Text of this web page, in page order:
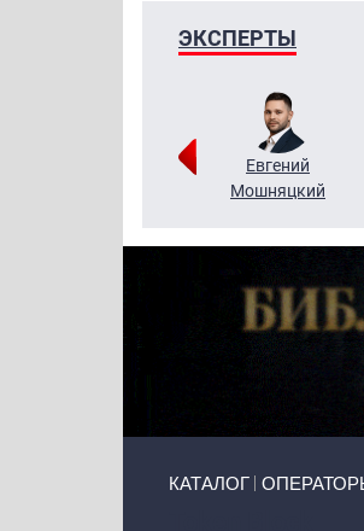
ЭКСПЕРТЫ
Виктор
Евгений
Мошняцкий
КАТАЛОГ